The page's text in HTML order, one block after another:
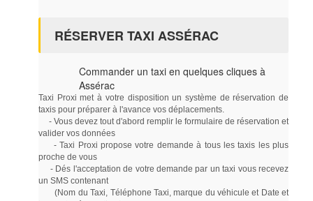
RÉSERVER TAXI ASSÉRAC
Commander un taxi en quelques cliques à
Assérac
Taxi Proxi met à votre disposition un système de réservation de
taxis pour préparer à l'avance vos déplacements.
- Vous devez tout d'abord remplir le formulaire de réservation et
valider vos données
- Taxi Proxi propose votre demande à tous les taxis les plus
proche de vous
- Dés l'acceptation de votre demande par un taxi vous recevez
un SMS contenant
(Nom du Taxi, Téléphone Taxi, marque du véhicule et Date et